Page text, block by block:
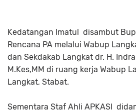
Kedatangan Imatul disambut
Rencana PA melalui Wabup
dan Sekdakab Langkat dr. H.
M.Kes,MM di ruang kerja Wabup
Langkat, Stabat.
Sementara Staf Ahli APKASI